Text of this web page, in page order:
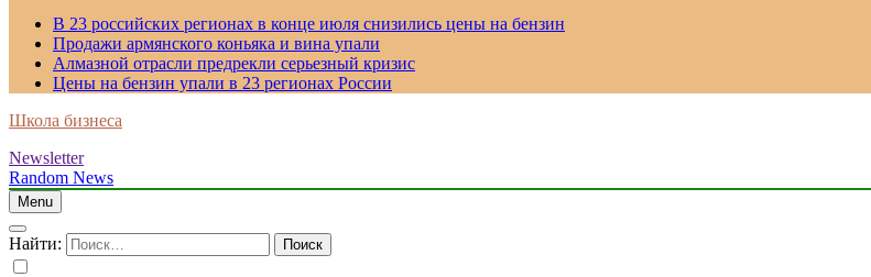
В 23 российских регионах в конце июля снизились цены на бензин
Продажи армянского коньяка и вина упали
Алмазной отрасли предрекли серьезный кризис
Цены на бензин упали в 23 регионах России
Школа бизнеса
Newsletter
Random News
Menu
Найти: